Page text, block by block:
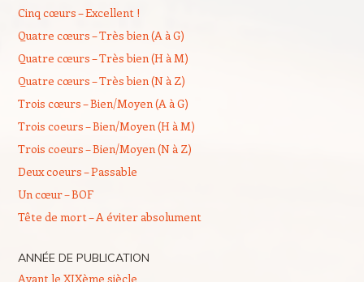
Cinq cœurs – Excellent !
Quatre cœurs – Très bien (A à G)
Quatre cœurs – Très bien (H à M)
Quatre cœurs – Très bien (N à Z)
Trois cœurs – Bien/Moyen (A à G)
Trois coeurs – Bien/Moyen (H à M)
Trois coeurs – Bien/Moyen (N à Z)
Deux coeurs – Passable
Un cœur – BOF
Tête de mort – A éviter absolument
ANNÉE DE PUBLICATION
Avant le XIXème siècle